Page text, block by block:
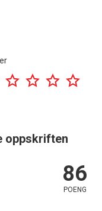
oppskriften
86
POENG